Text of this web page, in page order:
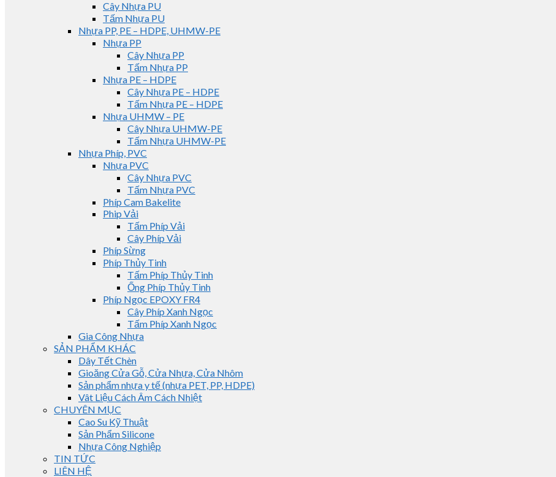
Cây Nhựa PU
Tấm Nhựa PU
Nhựa PP, PE – HDPE, UHMW-PE
Nhựa PP
Cây Nhựa PP
Tấm Nhựa PP
Nhựa PE – HDPE
Cây Nhựa PE – HDPE
Tấm Nhựa PE – HDPE
Nhựa UHMW – PE
Cây Nhựa UHMW-PE
Tấm Nhựa UHMW-PE
Nhựa Phíp, PVC
Nhựa PVC
Cây Nhựa PVC
Tấm Nhựa PVC
Phíp Cam Bakelite
Phip Vải
Tấm Phíp Vải
Cây Phíp Vải
Phíp Sừng
Phíp Thủy Tinh
Tấm Phíp Thủy Tinh
Ống Phíp Thủy Tinh
Phíp Ngọc EPOXY FR4
Cây Phíp Xanh Ngọc
Tấm Phíp Xanh Ngọc
Gia Công Nhựa
SẢN PHẨM KHÁC
Dây Tết Chèn
Gioăng Cửa Gỗ, Cửa Nhựa, Cửa Nhôm
Sản phẩm nhựa y tế (nhựa PET, PP, HDPE)
Vât Liệu Cách Âm Cách Nhiệt
CHUYÊN MỤC
Cao Su Kỹ Thuật
Sản Phẩm Silicone
Nhựa Công Nghiệp
TIN TỨC
LIÊN HỆ